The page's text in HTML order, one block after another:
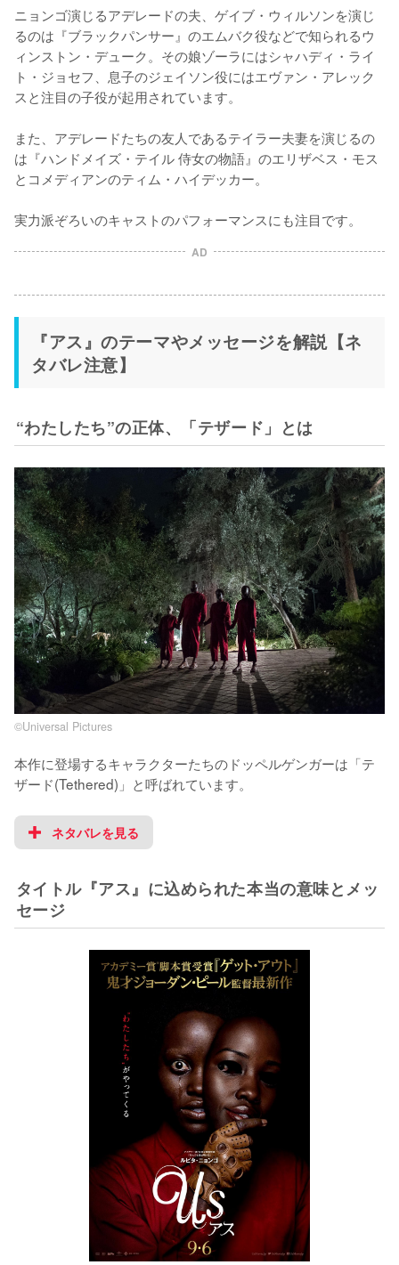
ニョンゴ演じるアデレードの夫、ゲイブ・ウィルソンを演じ
るのは『ブラックパンサー』のエムバク役などで知られるウ
ィンストン・デューク。その娘ゾーラにはシャハディ・ライ
ト・ジョセフ、息子のジェイソン役にはエヴァン・アレック
スと注目の子役が起用されています。
また、アデレードたちの友人であるテイラー夫妻を演じるの
は『ハンドメイズ・テイル 侍女の物語』のエリザベス・モス
とコメディアンのティム・ハイデッカー。
実力派ぞろいのキャストのパフォーマンスにも注目です。
AD
『アス』のテーマやメッセージを解説【ネ
タバレ注意】
“わたしたち”の正体、「テザード」とは
©Universal Pictures
本作に登場するキャラクターたちのドッペルゲンガーは「テ
ザード(Tethered)」と呼ばれています。
ネタバレを見る
タイトル『アス』に込められた本当の意味とメッ
セージ